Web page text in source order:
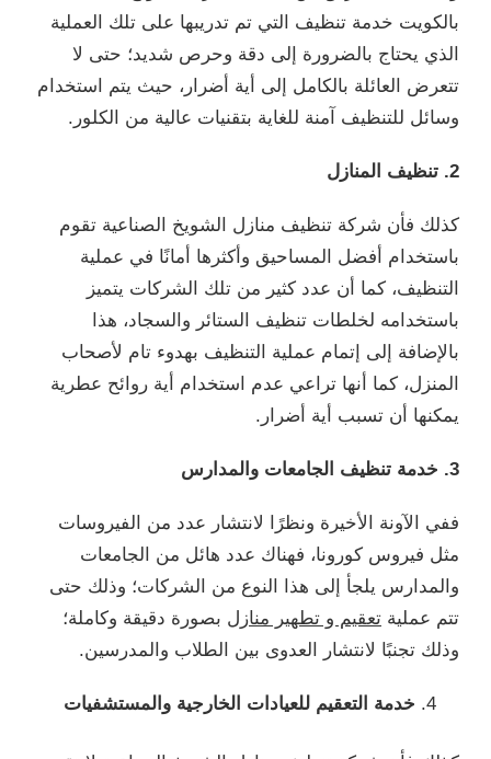
بالكويت خدمة تنظيف التي تم تدريبها على تلك العملية
الذي يحتاج بالضرورة إلى دقة وحرص شديد؛ حتى لا
تتعرض العائلة بالكامل إلى أية أضرار، حيث يتم استخدام
وسائل للتنظيف آمنة للغاية بتقنيات عالية من الكلور.
2. تنظيف المنازل
كذلك فأن شركة تنظيف منازل الشويخ الصناعية تقوم
باستخدام أفضل المساحيق وأكثرها أمانًا في عملية
التنظيف، كما أن عدد كثير من تلك الشركات يتميز
باستخدامه لخلطات تنظيف الستائر والسجاد، هذا
بالإضافة إلى إتمام عملية التنظيف بهدوء تام لأصحاب
المنزل، كما أنها تراعي عدم استخدام أية روائح عطرية
يمكنها أن تسبب أية أضرار.
3. خدمة تنظيف الجامعات والمدارس
ففي الآونة الأخيرة ونظرًا لانتشار عدد من الفيروسات
مثل فيروس كورونا، فهناك عدد هائل من الجامعات
والمدارس يلجأ إلى هذا النوع من الشركات؛ وذلك حتى
تتم عملية تعقيم و تطهير منازل بصورة دقيقة وكاملة؛
وذلك تجنبًا لانتشار العدوى بين الطلاب والمدرسين.
خدمة التعقيم للعيادات الخارجية والمستشفيات